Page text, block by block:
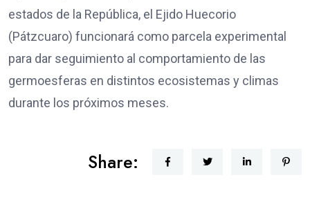
estados de la República, el Ejido Huecorio
(Pátzcuaro) funcionará como parcela experimental
para dar seguimiento al comportamiento de las
germoesferas en distintos ecosistemas y climas
durante los próximos meses.
Share: